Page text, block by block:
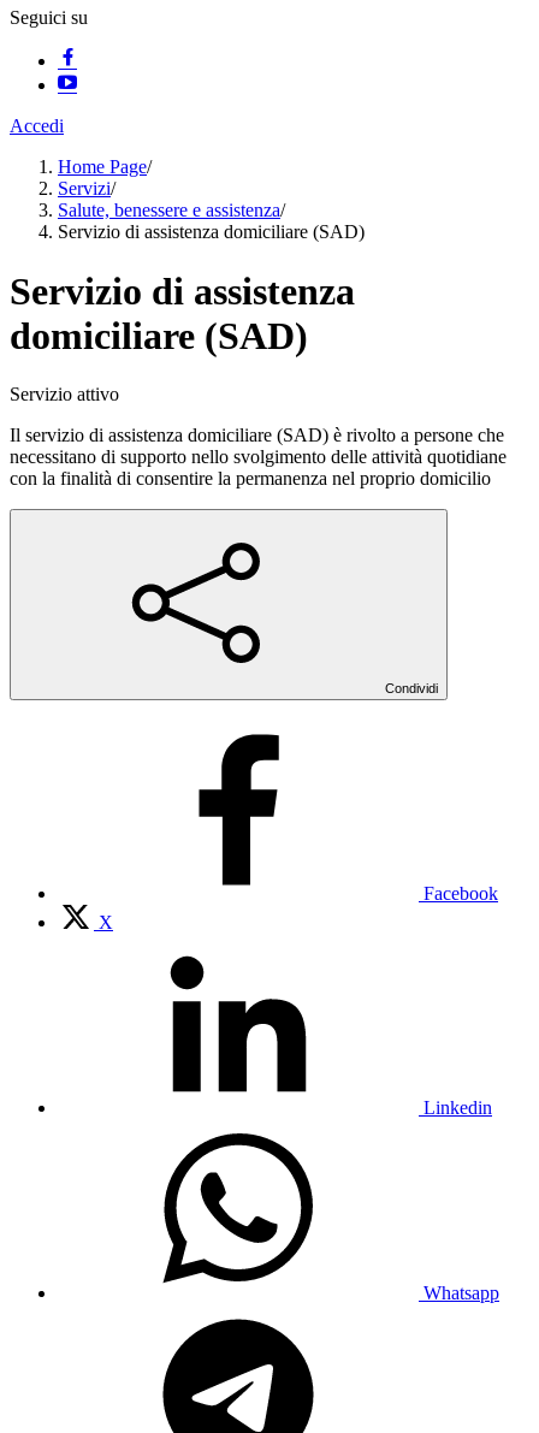
Seguici su
Accedi
Home Page/
Servizi/
Salute, benessere e assistenza/
Servizio di assistenza domiciliare (SAD)
Servizio di assistenza
domiciliare (SAD)
Servizio attivo
Il servizio di assistenza domiciliare (SAD) è rivolto a persone che
necessitano di supporto nello svolgimento delle attività quotidiane
con la finalità di consentire la permanenza nel proprio domicilio
Condividi
Facebook
X
Linkedin
Whatsapp